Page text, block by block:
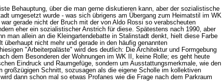
Behauptung, über die man gerne diskutieren kann, aber der sozialistische
umgesetzt wurde - was sich übrigens am Übergang zum Heimatstil im WK
war gerade nicht der Bruch mit der von Aldo Rossi so verabscheuten
eher ein sozialistischer Anstrich für diese. Spätestens nach 1990, aber
man allein an die Kleingartendebatte in Stalinstadt denkt, hielt diese Farbe
überhaupt nicht mehr und gerade in den häufig genannten
"Arbeiterpaläste" wird des deutlich: Die Architektur und Formgebung
dem Besonderen der Wohnungen im WK II, keine Rolle; es geht heute
Eindruck und Raumgefüge, sondern um Ausstattungsmerkmale, wie den
großzügigen Schnitt, sozusagen als die eigene Scholle im kollektiven
dann schon mal so etwas Profanes wie die Frage nach dem Parkraum